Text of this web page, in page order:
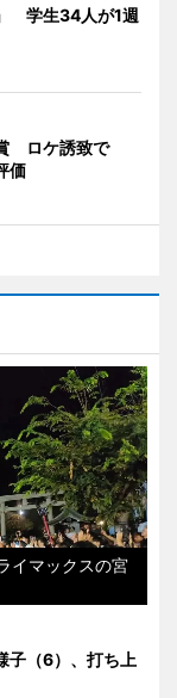
学生34人が1週
ロケ誘致で
価
イマックスの宮
子（6）、打ち上